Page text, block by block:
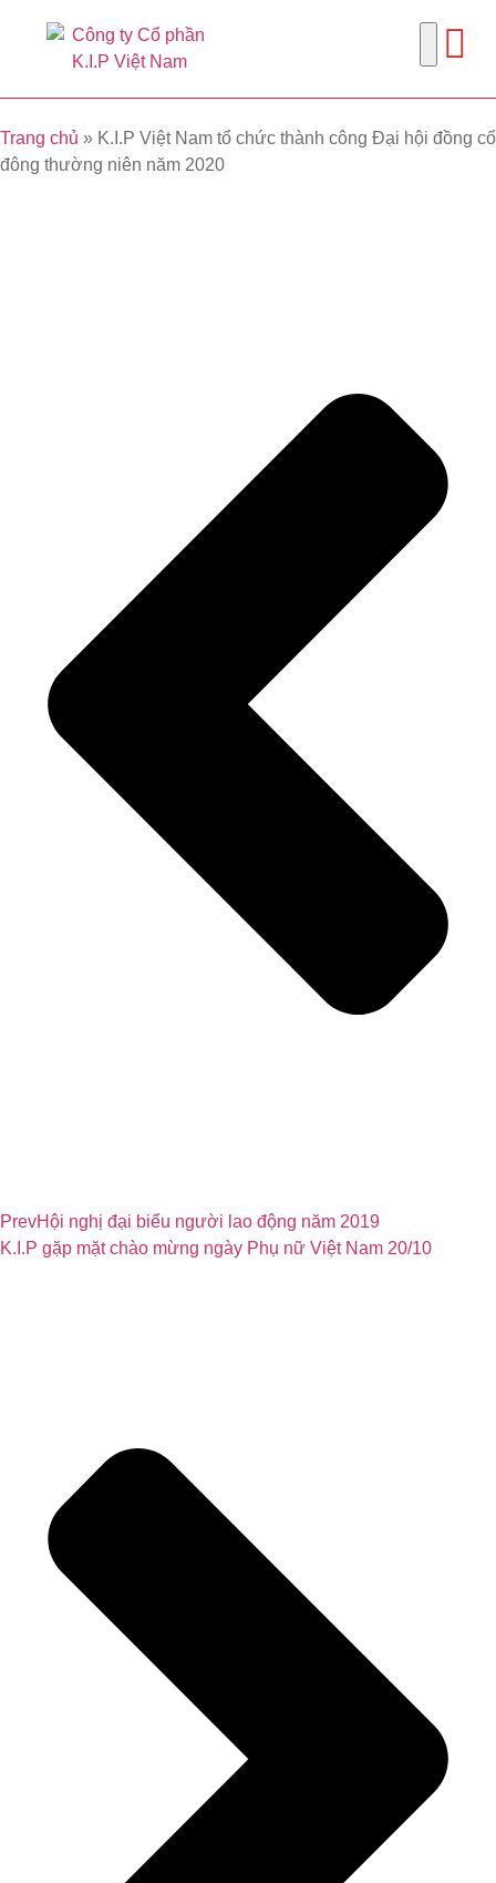
Trang chủ » K.I.P Việt Nam tổ chức thành công Đại hội đồng cổ
đông thường niên năm 2020
PrevHội nghị đại biểu người lao động năm 2019
K.I.P gặp mặt chào mừng ngày Phụ nữ Việt Nam 20/10